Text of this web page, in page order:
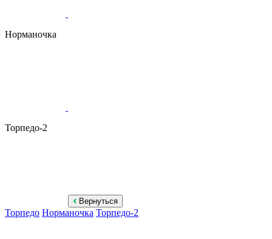
Норманочка
Торпедо-2
Вернуться
Торпедо Норманочка Торпедо-2